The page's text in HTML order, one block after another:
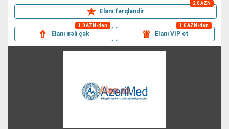
✯ Elanı fərqləndir
2.0 AZN
⇮ Elanı irəli çək
1.0 AZN-dən
♕ Elanı VIP et
1.0 AZN-dən